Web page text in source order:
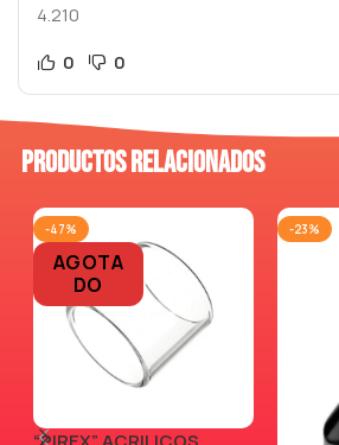
4.210
0
0
Productos relacionados
-47%
AGOTA
DO
-23%